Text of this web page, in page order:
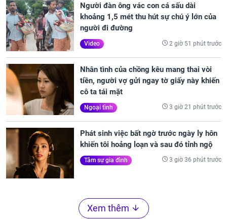
Người đàn ông vác con cá sấu dài
khoảng 1,5 mét thu hút sự chú ý lớn của
người đi đường
Video 2 giờ 51 phút trước
Nhân tình của chồng kêu mang thai vòi
tiền, người vợ gửi ngay tờ giấy này khiến
cô ta tái mặt
Ngoại tình 3 giờ 21 phút trước
Phát sinh việc bất ngờ trước ngày ly hôn
khiến tôi hoảng loạn và sau đó tỉnh ngộ
Tâm sự gia đình 3 giờ 36 phút trước
Xem thêm